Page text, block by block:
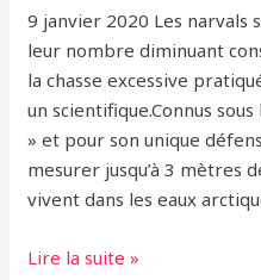
bien-
être
animal
9 janvier 2020 Les narvals
leur nombre diminuant
la chasse excessive
un scientifique.Connus
» et pour son unique
mesurer jusqu’à 3 mètres
vivent dans les eaux
Groenland
Lire la suite »